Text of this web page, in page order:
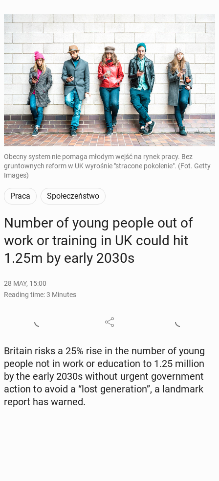
Obecny system nie pomaga młodym wejść na rynek pracy. Bez
gruntownych reform w UK wyrośnie "stracone pokolenie". (Fot. Getty
Images)
Praca Społeczeństwo
Number of young people out of
work or train­ing in UK could hit
1.25m by early 2030s
28 MAY, 15:00
Reading time: 3 Minutes
Britain risks a 25% rise in the number of young
people not in work or ed­u­ca­tion to 1.25 million
by the early 2030s without urgent gov­ern­ment
action to avoid a “lost gen­er­a­tion”, a land­mark
report has warned.